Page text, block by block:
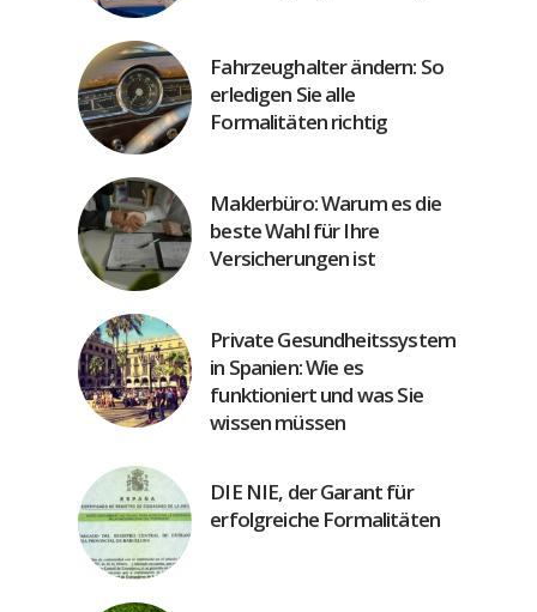
Fahrzeughalter ändern: So
erledigen Sie alle
Formalitäten richtig
Maklerbüro: Warum es die
beste Wahl für Ihre
Versicherungen ist
Private Gesundheitssystem
in Spanien: Wie es
funktioniert und was Sie
wissen müssen
DIE NIE, der Garant für
erfolgreiche Formalitäten